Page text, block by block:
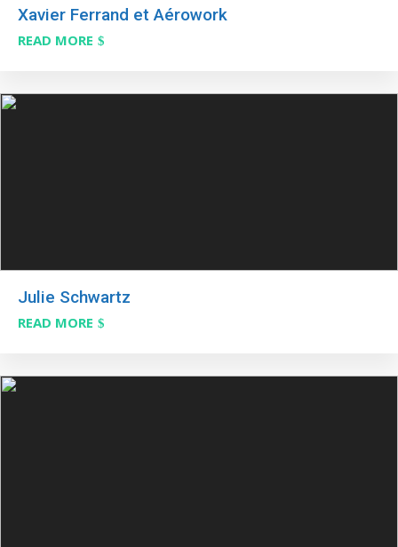
Xavier Ferrand et Aérowork
READ MORE
Julie Schwartz
READ MORE